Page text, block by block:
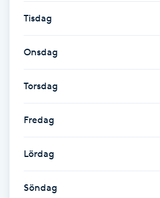
Hatha Yoga
Headspa
Healing
Herrklippning
HIFU
Hollywood Peel
Tisdag
Onsdag
Torsdag
Fredag
Lördag
Söndag